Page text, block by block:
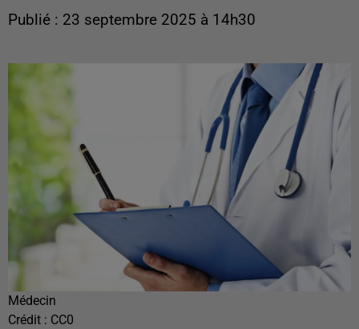
Publié : 23 septembre 2025 à 14h30
Médecin
Crédit : CC0